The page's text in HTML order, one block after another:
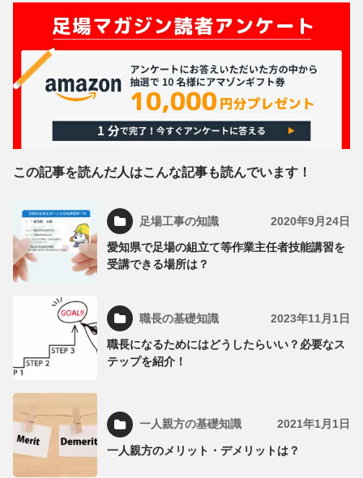
この記事を読んだ人はこんな記事も読んでいます！
足場工事の知識 2020年9月24日
愛知県で足場の組立て等作業主任者技能講習を
受講できる場所は？
職長の基礎知識 2023年11月1日
職長になるためにはどうしたらいい？必要なス
テップを紹介！
一人親方の基礎知識 2021年1月1日
一人親方のメリット・デメリットは？